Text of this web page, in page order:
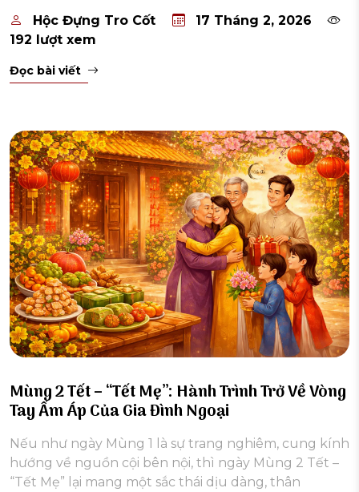
Hộc Đựng Tro Cốt
17 Tháng 2, 2026
192 lượt xem
Đọc bài viết
Mùng 2 Tết – “Tết Mẹ”: Hành Trình Trở Về Vòng
Tay Ấm Áp Của Gia Đình Ngoại
Nếu như ngày Mùng 1 là sự trang nghiêm, cung kính
hướng về nguồn cội bên nội, thì ngày Mùng 2 Tết –
“Tết Mẹ” lại mang một sắc thái dịu dàng, thân